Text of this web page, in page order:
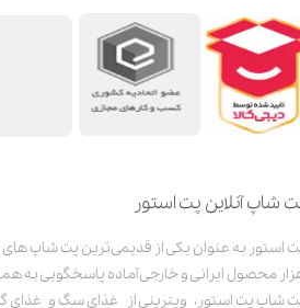
شاپ آنلاین پت استور
محصول ایرانی و خارجی آماده پاسخگویی به
شاپ پت استور، ویترینی از غذای سگ و غذای